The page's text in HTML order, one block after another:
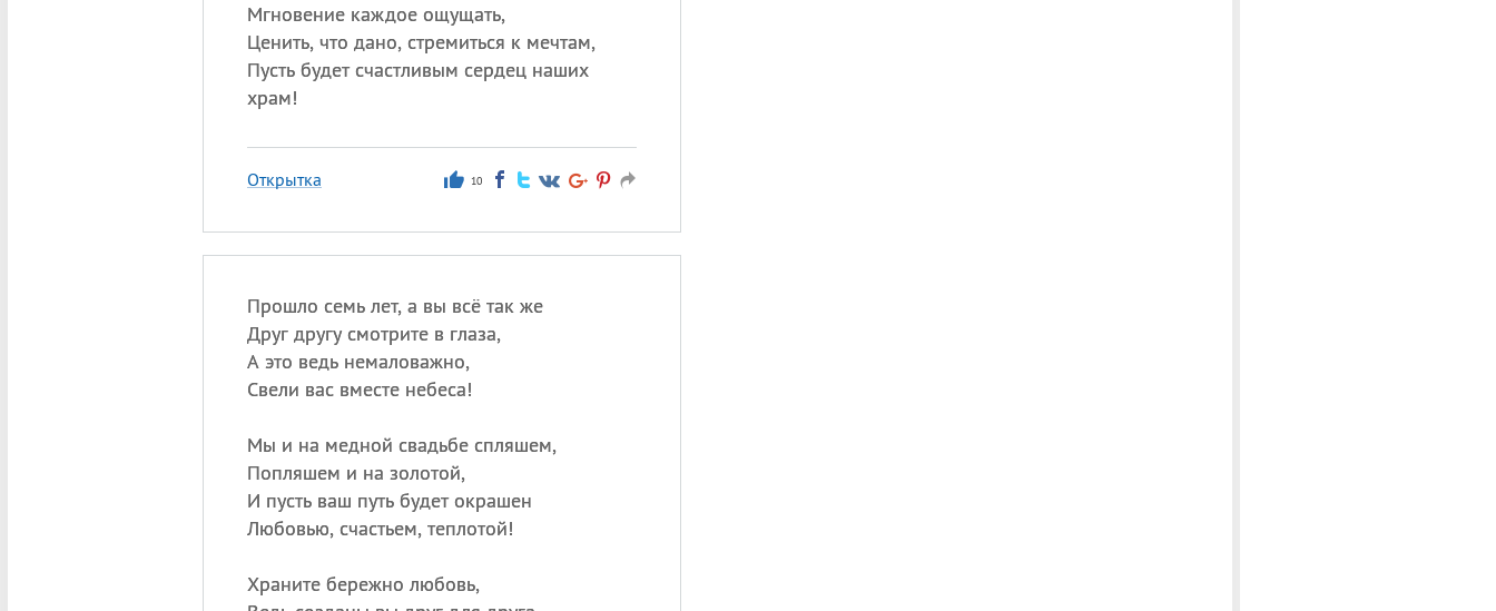
Мгновение каждое ощущать,
Ценить, что дано, стремиться к мечтам,
Пусть будет счастливым сердец наших
храм!
Открытка 10
Прошло семь лет, а вы всё так же
Друг другу смотрите в глаза,
А это ведь немаловажно,
Свели вас вместе небеса!
Мы и на медной свадьбе спляшем,
Попляшем и на золотой,
И пусть ваш путь будет окрашен
Любовью, счастьем, теплотой!
Храните бережно любовь,